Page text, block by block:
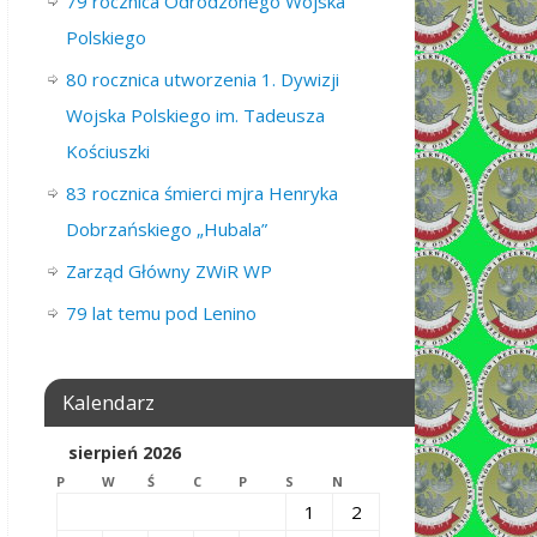
Polskiego
80 rocznica utworzenia 1. Dywizji
Wojska Polskiego im. Tadeusza
Kościuszki
83 rocznica śmierci mjra Henryka
Dobrzańskiego „Hubala”
Zarząd Główny ZWiR WP
79 lat temu pod Lenino
Kalendarz
sierpień 2026
P W Ś C P S N
1
2